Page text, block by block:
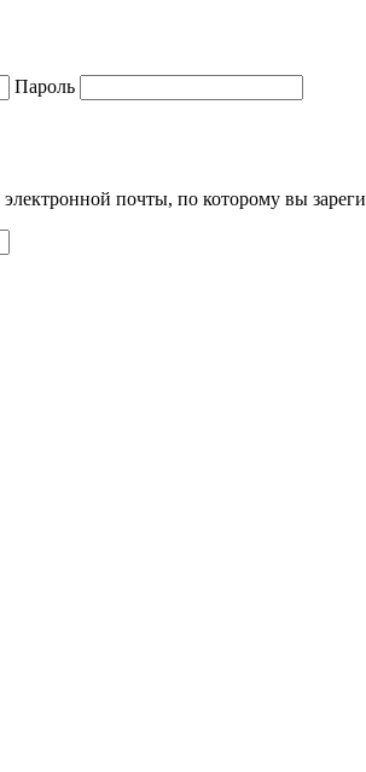
Пароль
электронной почты, по которому вы